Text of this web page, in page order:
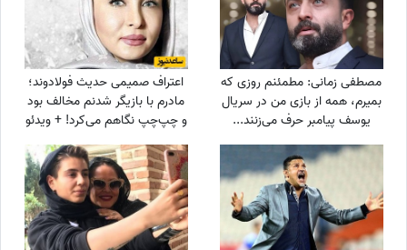
مصطفی زمانی: مطمئنم روزی که
بمیرم، همه از بازی من در سریال
یوسف پیامبر حرف می‌زنند...
+ویدیو
اعتراف صمیمی حدیث فولادوند؛
مادرم با بازیگر شدنم مخالف بود
و چپ‌چپ نگاهم می‌کرد! + ویدئو